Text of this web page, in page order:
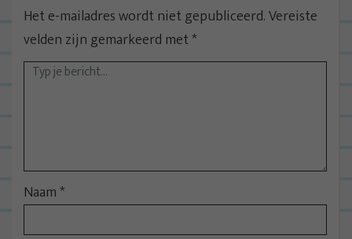
a
v
i
i
e
Het e-mailadres wordt niet gepubliceerd.Vereiste
velden zijn gemarkeerd met*
Naam*